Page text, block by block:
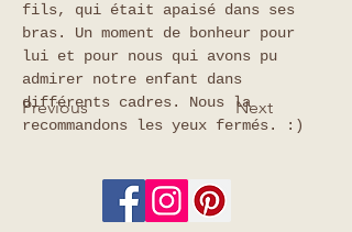
Previous Next
fils, qui était apaisé dans ses
bras. Un moment de bonheur pour
lui et pour nous qui avons pu
admirer notre enfant dans
différents cadres. Nous la
recommandons les yeux fermés. :)